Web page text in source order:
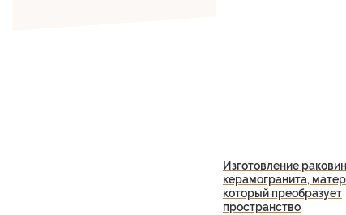
Изготовление
керамогранита,
который преобразует
пространство